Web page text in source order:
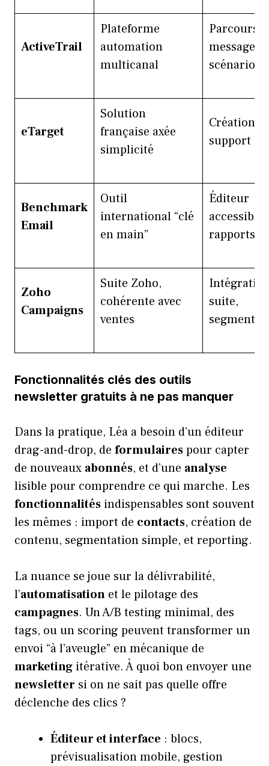
ActiveTrail
Plateforme
automation
multicanal
Parcours,
messages,
scénarios
eTarget
Solution
française axée
simplicité
Création
support
Benchmark
Email
Outil
international “clé
en main”
Éditeur
accessible,
rapports
Zoho
Campaigns
Suite Zoho,
cohérente avec
ventes
suite,
Fonctionnalités clés des outils
newsletter gratuits à ne pas manquer
Dans la pratique, Léa a besoin d’un éditeur
drag-and-drop, de formulairespour capter
de nouveaux abonnés, et d’une analyse
lisible pour comprendre ce qui marche. Les
fonctionnalités indispensables sont souvent
les mêmes : import de contacts, création de
contenu, segmentation simple, et reporting.
La nuance se joue sur la délivrabilité,
l’automatisation et le pilotage des
campagnes. Un A/B testing minimal, des
tags, ou un scoring peuvent transformer un
envoi “à l’aveugle” en mécanique de
marketing itérative. À quoi bon envoyer une
newsletter si on ne sait pas quelle offre
déclenche des clics ?
Éditeur et interface : blocs,
prévisualisation mobile, gestion